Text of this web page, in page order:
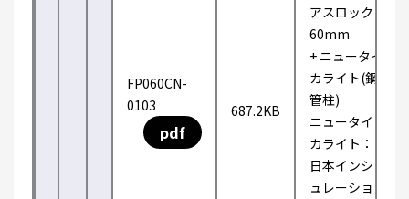
FP060CN-
0103
pdf
687.2KB
アスロック
60mm
+ ニュータイ
カライト(鋼
管柱)
ニュータイ
カライト：
日本インシ
ュレーショ